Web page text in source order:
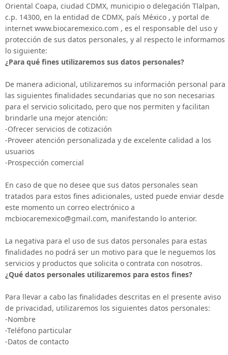
Oriental Coapa, ciudad CDMX, municipio o delegación Tlalpan,
c.p. 14300, en la entidad de CDMX, país México , y portal de
internet www.biocaremexico.com , es el responsable del uso y
protección de sus datos personales, y al respecto le informamos
lo siguiente:
¿Para qué fines utilizaremos sus datos personales?
De manera adicional, utilizaremos su información personal para
las siguientes finalidades secundarias que no son necesarias
para el servicio solicitado, pero que nos permiten y facilitan
brindarle una mejor atención:
-Ofrecer servicios de cotización
-Proveer atención personalizada y de excelente calidad a los
usuarios
-Prospección comercial
En caso de que no desee que sus datos personales sean
tratados para estos fines adicionales, usted puede enviar desde
este momento un correo electrónico a
mcbiocaremexico@gmail.com, manifestando lo anterior.
La negativa para el uso de sus datos personales para estas
finalidades no podrá ser un motivo para que le neguemos los
servicios y productos que solicita o contrata con nosotros.
¿Qué datos personales utilizaremos para estos fines?
Para llevar a cabo las finalidades descritas en el presente aviso
de privacidad, utilizaremos los siguientes datos personales:
-Nombre
-Teléfono particular
-Datos de contacto